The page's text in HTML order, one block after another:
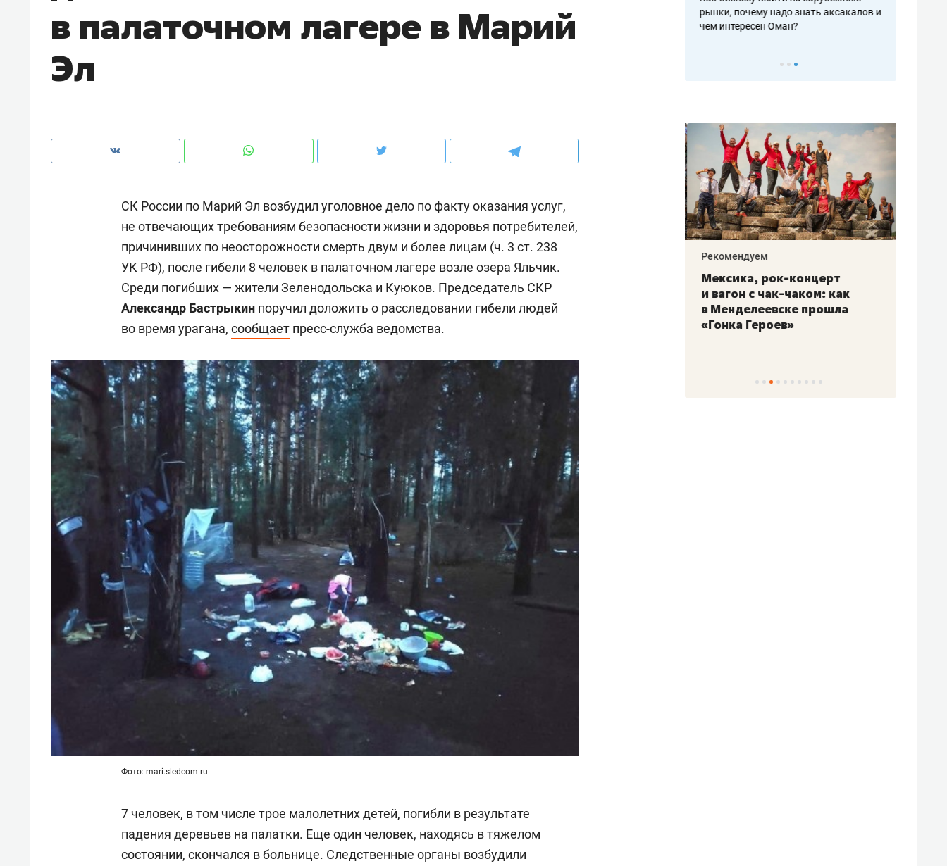
в палаточном лагере в Марий
Эл
СК России по Марий Эл возбудил уголовное дело по факту оказания услуг,
не отвечающих требованиям безопасности жизни и здоровья потребителей,
причинивших по неосторожности смерть двум и более лицам (ч. 3 ст. 238
УК РФ), после гибели 8 человек в палаточном лагере возле озера Яльчик.
Среди погибших — жители Зеленодольска и Куюков. Председатель СКР
Александр Бастрыкин поручил доложить о расследовании гибели людей
во время урагана, сообщает пресс-служба ведомства.
Фото: mari.sledcom.ru
7 человек, в том числе трое малолетних детей, погибли в результате
падения деревьев на палатки. Еще один человек, находясь в тяжелом
состоянии, скончался в больнице. Следственные органы возбудили
чем интересен Оман?
о трехкратном росте цен, дотошных
клиентах и чудных запросах мастеров
школьной формы о контрафакте,
налогах и развитии без кредитов
рынки, почему надо знать аксакалов и
чем интересен Оман?
Рекомендуем
Как ГК «МИР ГРУПП» и ВТБ
создают оазис жилого
комфорта под Казанью
150 камер до квартиры и Face
ID вместо ключа: какой будет
безопасность в ЖК «Нова»
Рекомендуем
Опыт выживания в дикой
природе, работа
с ментальным и физическим
Рекомендуем
Мексика, рок-концерт
и вагон с чак-чаком: как
в Менделеевске прошла
«Гонка Героев»